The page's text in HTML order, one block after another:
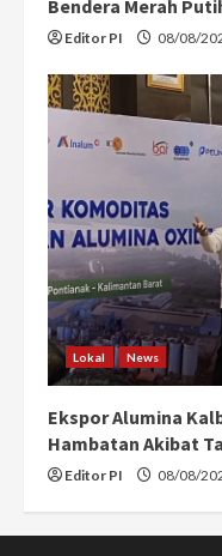
Bendera Merah
Editor PI 08/08/
Lokal News
Ekspor Alumina
Hambatan Akibat
Editor PI 08/08/